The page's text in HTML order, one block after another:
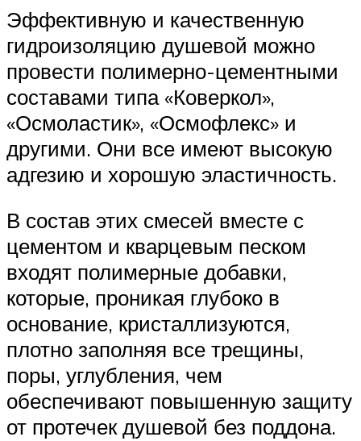
Эффективную и качественную
гидроизоляцию душевой можно
провести полимерно-цементными
составами типа «Коверкол»,
«Осмоластик», «Осмофлекс» и
другими. Они все имеют высокую
адгезию и хорошую эластичность.
В состав этих смесей вместе с
цементом и кварцевым песком
входят полимерные добавки,
которые, проникая глубоко в
основание, кристаллизуются,
плотно заполняя все трещины,
поры, углубления, чем
обеспечивают повышенную защиту
от протечек душевой без поддона.